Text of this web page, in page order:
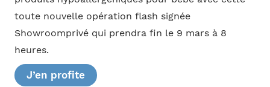
toute nouvelle opération flash signée
Showroomprivé qui prendra fin le 9 mars à 8
heures.
J’en profite